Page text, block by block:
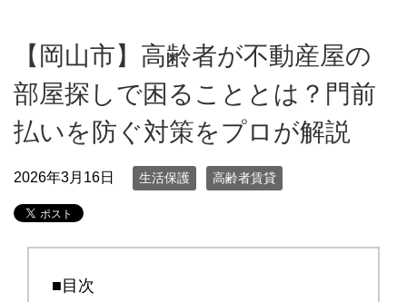
【岡山市】高齢者が不動産屋の
部屋探しで困ることとは？門前
払いを防ぐ対策をプロが解説
2026年3月16日 生活保護 高齢者賃貸
■目次